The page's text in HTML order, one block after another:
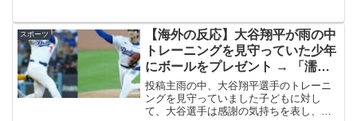
高市首相のやることだからって減税なし
の給付金を指示してる。高市...
スポーツ
【海外の反応】大谷翔平が雨の中
トレーニングを見守っていた少年
にボールをプレゼント → 「濡れ
た大谷はイケメンに拍車がかか
る」「GOATが人格者なのは素晴
らしいわ」
投稿主雨の中、大谷翔平選手のトレーニ
ングを見守っていました子どもに対し
て、大谷選手は感謝の気持ちを表し、フ